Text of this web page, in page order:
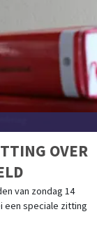
OVER
van zondag 14
een speciale zitting